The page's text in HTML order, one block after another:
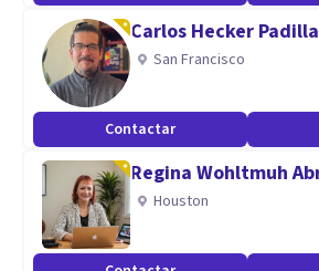
Carlos Hecker Padilla
San Francisco
Contactar
Regina Wohltmuh
Houston